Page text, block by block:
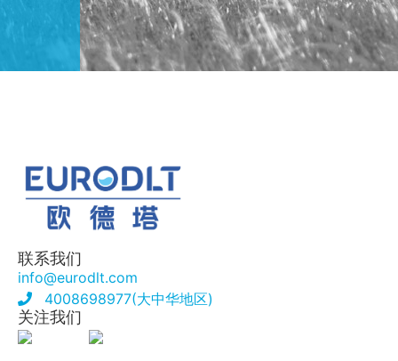
联系我们
info@eurodlt.com
4008698977(大中华地区)
关注我们